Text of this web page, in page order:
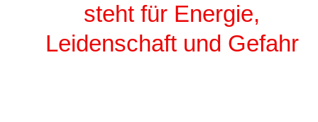
steht für Energie,
Leidenschaft und Gefahr